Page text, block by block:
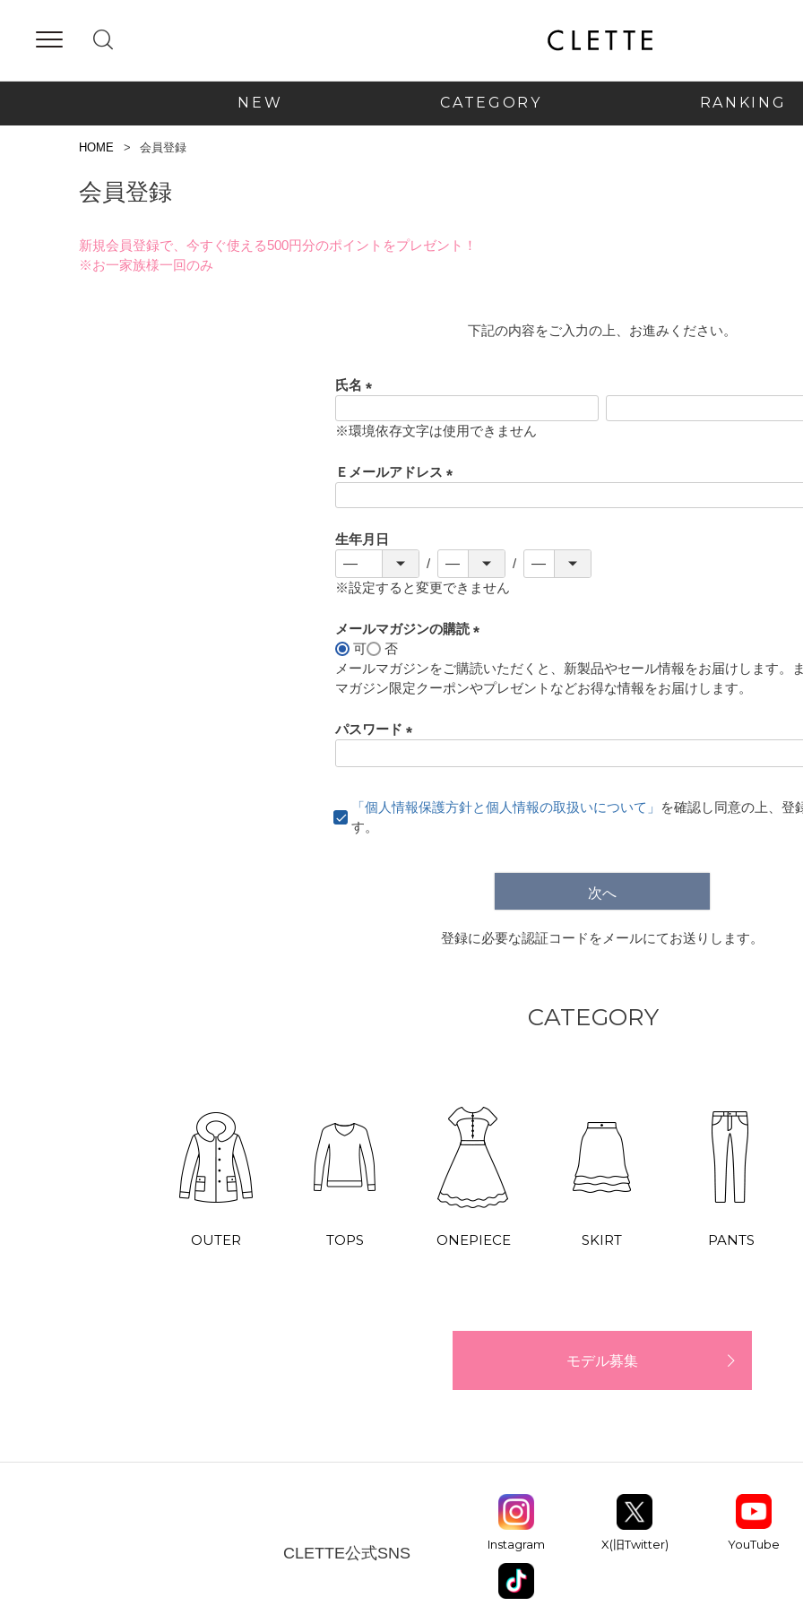
NEW CATEGORY RANKING
HOME 会員登録
会員登録
新規会員登録で、今すぐ使える500円分のポイントをプレゼント！
※お一家族様一回のみ
下記の内容をご入力の上、お進みください。
氏名
必
)
※環境依存文字は使用できません
Ｅメールアドレス
生年月日
※設定すると変更できません
メールマガジンの購読
必
須
可
否
メールマガジンをご購読いただくと、新製品やセール情報をお届けします。
マガジン限定クーポンやプレゼントなどお得な情報をお届けします。
パスワード
)
「個人情報保護方針と個人情報の取扱いについて」
を確認し同意の上、登
す。
次へ
登録に必要な認証コードをメールにてお送りします。
CATEGORY
OUTER TOPS ONEPIECE SKIRT PANTS
モデル募集
CLETTE公式SNS Instagram X(旧Twitter) YouTube